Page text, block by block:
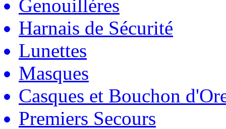
Genouilléres
Harnais de Sécurité
Lunettes
Masques
Casques et Bouchon
Premiers Secours